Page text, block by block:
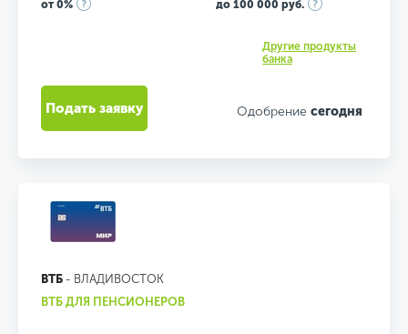
от 0%
до 100 000 руб.
Другие продукты
банка
Одобрение сегодня
Подать заявку
ВТБ - ВЛАДИВОСТОК
ВТБ ДЛЯ ПЕНСИОНЕРОВ